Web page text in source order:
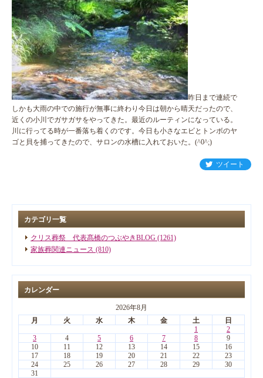
昨日まで連続で
しかも大雨の中での施行が無事に終わり今日は朝から晴天だったので、
近くの小川でガサガサをやってきた。最近のルーティンになっている。
川に行ってる時が一番落ち着くのです。今日も小さなエビとトンボのヤ
ゴと貝を捕ってきたので、サロンの水槽に入れておいた。(^0^;)
ツイート
カテゴリ一覧
クリス葬祭 代表髙橋のつぶやきBLOG (1261)
家族葬関連ニュース (810)
カレンダー
2026年8月
月
火 水 木 金 土
日
1
2
3
4 5 6 7 8
9
10
11 12 13 14 15
16
17
18 19 20 21 22
23
24
25 26 27 28 29
30
31